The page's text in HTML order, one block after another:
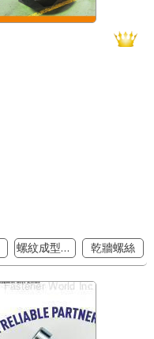
螺紋成型螺絲 乾牆螺絲